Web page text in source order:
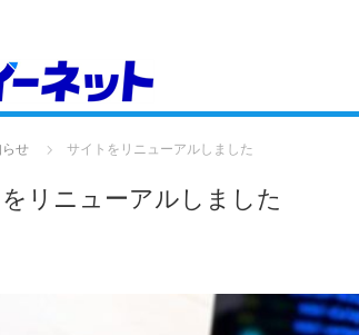
せ
らせ サイトをリニューアルしました
リニューアルしました